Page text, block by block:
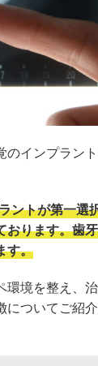
のインプラン
ントが第一選
おります。歯
す。
環境を整え、
についてご紹